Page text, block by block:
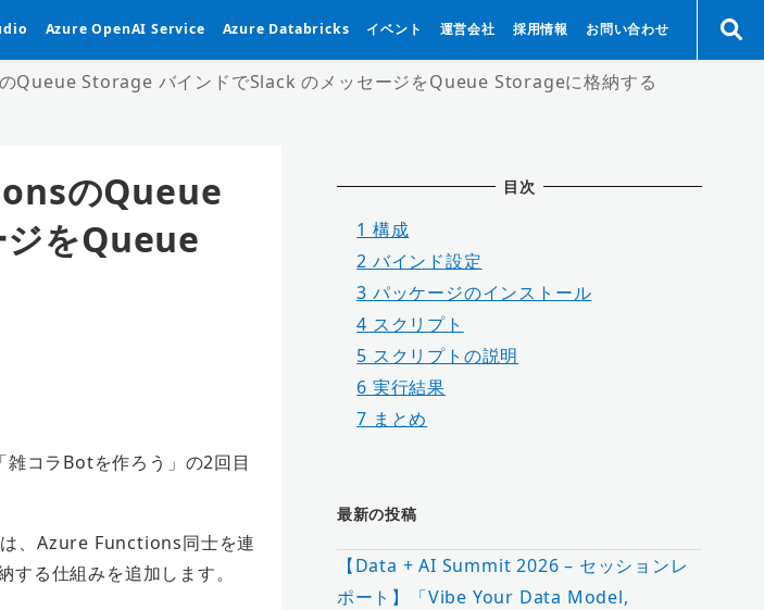
Azure OpenAI Service Azure Databricks イベント 運営会社 採用情報 お問い合わせ
Storage バインドでSlack のメッセージをQueue Storageに格納する
のQueue
をQueue
コラBotを作ろう」の2回目
、Azure Functions同士を連
る仕組みを追加します。
目次
1 構成
2 バインド設定
3 パッケージのインストール
4 スクリプト
5 スクリプトの説明
6 実行結果
7 まとめ
最新の投稿
【Data + AI Summit 2026 – セッションレ
ポート】「Vibe Your Data Model,